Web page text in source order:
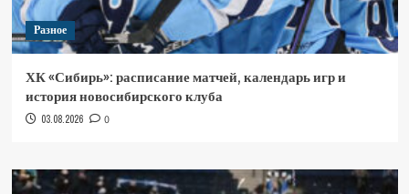
Разное
ХК «Сибирь»: расписание матчей, календарь игр и
история новосибирского клуба
03.08.2026 0